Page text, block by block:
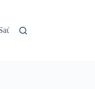
e Assistência